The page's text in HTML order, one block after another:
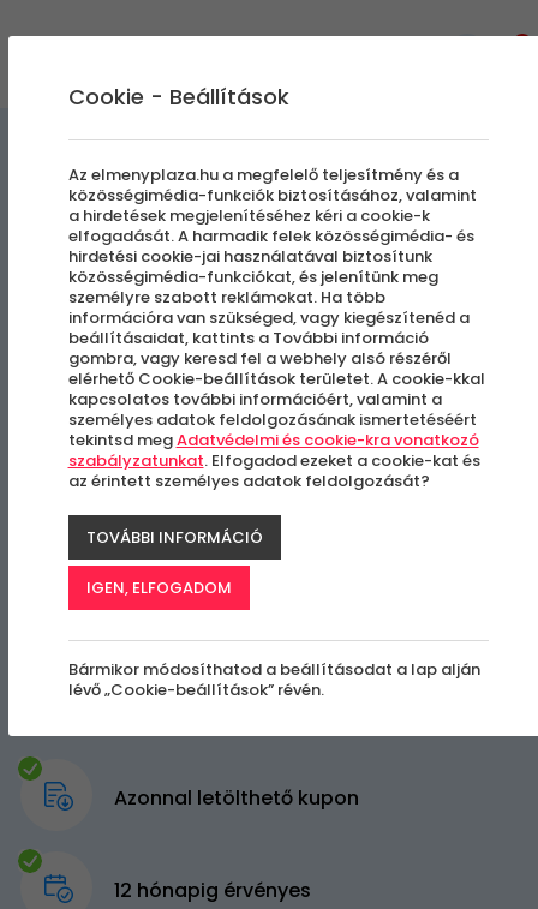
Páros Adrenalin Vízi Sport
Élmény
Fundy Tó
Azonnal letölthető kupon
12 hónapig érvényes
Cookie - Beállítások
Az elmenyplaza.hu a megfelelő teljesítmény és a
közösségimédia-funkciók biztosításához, valamint
a hirdetések megjelenítéséhez kéri a cookie-k
elfogadását. A harmadik felek közösségimédia- és
hirdetési cookie-jai használatával biztosítunk
közösségimédia-funkciókat, és jelenítünk meg
személyre szabott reklámokat. Ha több
információra van szükséged, vagy kiegészítenéd a
beállításaidat, kattints a További információ
gombra, vagy keresd fel a webhely alsó részéről
elérhető Cookie-beállítások területet. A cookie-kkal
kapcsolatos további információért, valamint a
személyes adatok feldolgozásának ismertetéséért
tekintsd megAdatvédelmi és cookie-kra vonatkozó
szabályzatunkat. Elfogadod ezeket a cookie-kat és
az érintett személyes adatok feldolgozását?
TOVÁBBI INFORMÁCIÓ
IGEN, ELFOGADOM
Bármikor módosíthatod a beállításodat a lap alján
lévő „Cookie-beállítások” révén.